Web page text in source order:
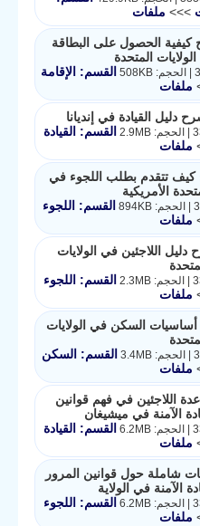
>>> ملفات
كيفية الحصول على البطاقة
المتحدة
القسم: الإقامة
ملفات
دليل القيادة في إنديانا
القسم: القيادة
ملفات
كيف تتقدم بطلب اللجوء في
الأمريكية
القسم: اللجوء
ملفات
دليل اللاجئين في الولايات
القسم: اللجوء
ملفات
أساسيات السكن في الولايات
القسم: السكن
ملفات
اللاجئين في فهم قوانين
الآمنة في ميشيغان
القسم: القيادة
ملفات
شاملة حول قوانين المرور
الآمنة في الولاية
القسم: اللجوء
ملفات